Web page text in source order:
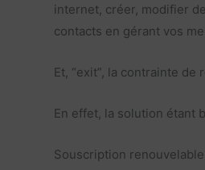
internet, créer, modifier
contacts en gérant vos
Et, “exit”, la contrainte
En effet, la solution étant
Souscription